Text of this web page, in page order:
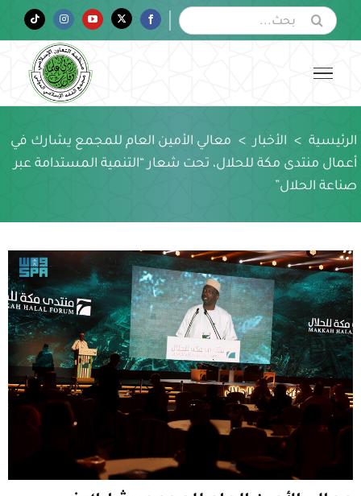
البحث
عن:
Facebook
Twitter
YouTube
Instagram
Tiktok
الرئيسية > الأخبار > معالي الأمين العام للمجمع يشارك في
أعمال منتدى مكة للحلال، تحت شعار “التنمية المستدامة عبر
صناعة الحلال”